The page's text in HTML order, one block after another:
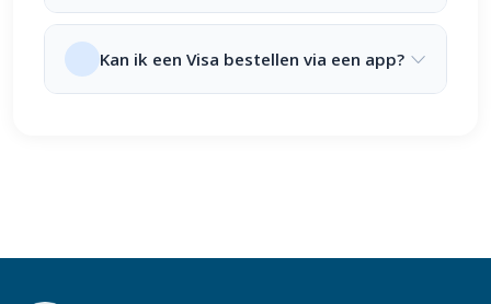
Kan ik een Visa bestellen via een app?